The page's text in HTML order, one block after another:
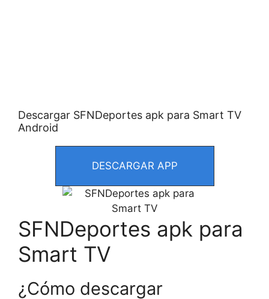
Descargar SFNDeportes apk para Smart TV
Android
DESCARGAR APP
SFNDeportes apk para
Smart TV
¿Cómo descargar